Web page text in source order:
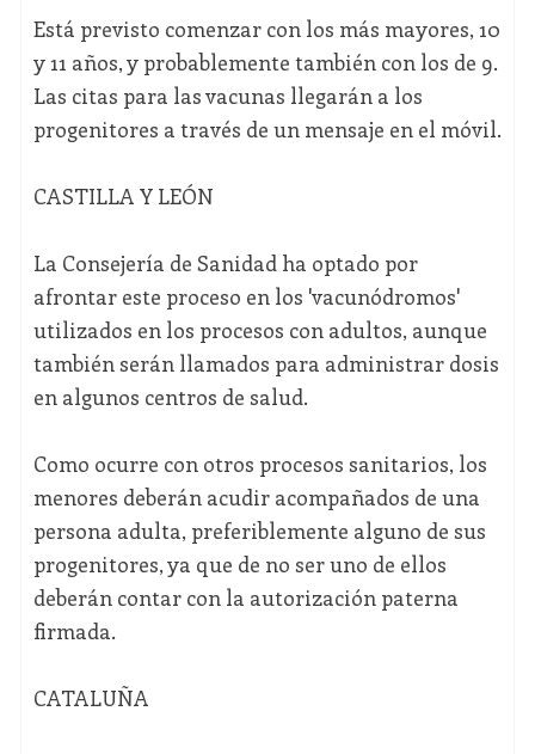
Está previsto comenzar con los más mayores, 10
y 11 años, y probablemente también con los de 9.
Las citas para las vacunas llegarán a los
progenitores a través de un mensaje en el móvil.
CASTILLA Y LEÓN
La Consejería de Sanidad ha optado por
afrontar este proceso en los 'vacunódromos'
utilizados en los procesos con adultos, aunque
también serán llamados para administrar dosis
en algunos centros de salud.
Como ocurre con otros procesos sanitarios, los
menores deberán acudir acompañados de una
persona adulta, preferiblemente alguno de sus
progenitores, ya que de no ser uno de ellos
deberán contar con la autorización paterna
firmada.
CATALUÑA